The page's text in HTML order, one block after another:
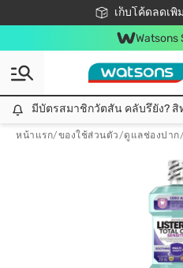
เก็บโค้ดลดเพิ่
ชอปออนไลน์ครั้งแร
📦ส่งฟรี!
สมาชิกวัตสั
Watsons
มีบัตรสมาชิกวัตสัน คลับรึยัง?
หน้าแรก/ของใช้ส่วนตัว/ดูแลช่องปาก/